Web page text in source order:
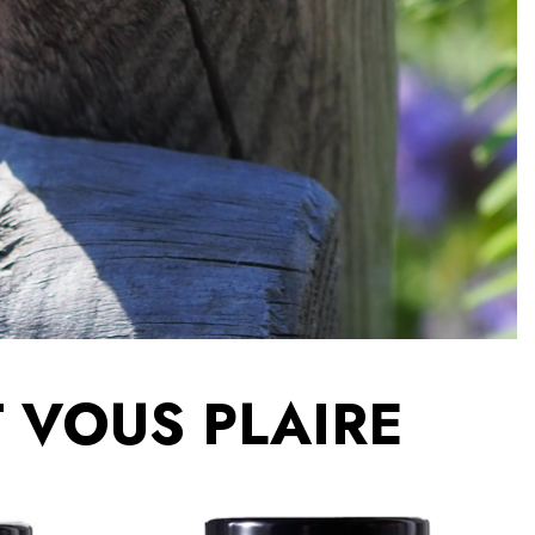
PLAIRE